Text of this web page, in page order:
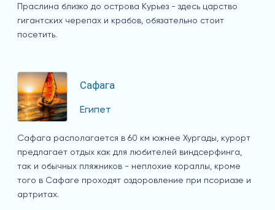
Праслина близко до острова Курьез - здесь царство
гигантских черепах и крабов, обязательно стоит
посетить.
Сафага
Египет
Сафага располагается в 60 км южнее Хургады, курорт
предлагает отдых как для любителей виндсерфинга,
так и обычных пляжников - неплохие кораллы, кроме
того в Сафаге проходят оздоровление при псориазе и
артритах.